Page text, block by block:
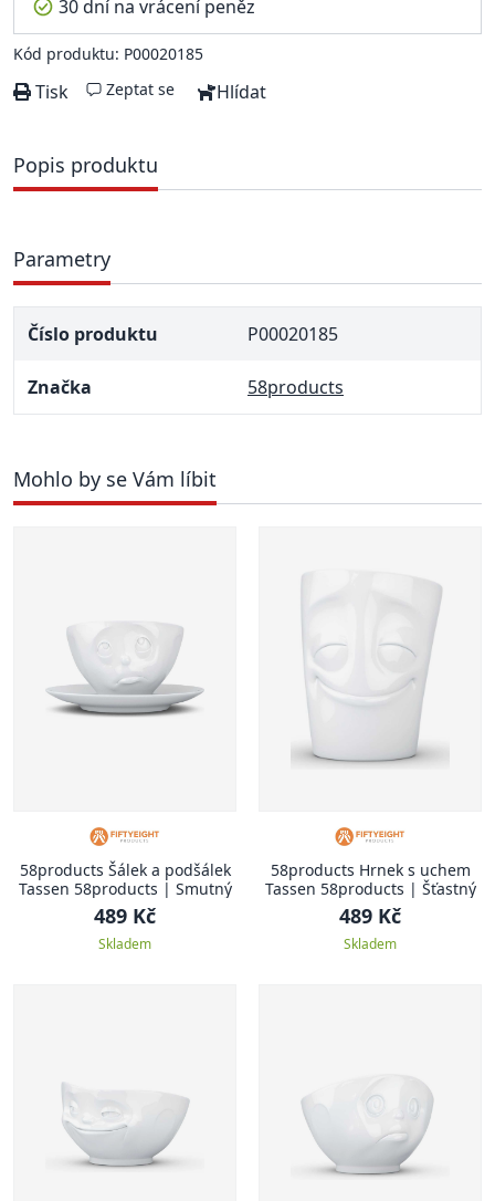
30 dní na vrácení peněz
Kód produktu: P00020185
Tisk Zeptat se Hlídat
Popis produktu
Parametry
Číslo produktu P00020185
Značka 58products
Mohlo by se Vám líbit
58products Šálek a podšálek
Tassen 58products | Smutný
489 Kč
Skladem
58products Hrnek s uchem
Tassen 58products | Šťastný
489 Kč
Skladem